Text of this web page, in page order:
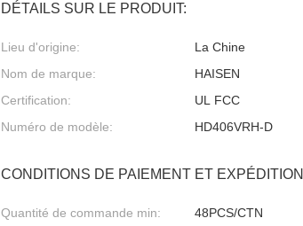
DÉTAILS SUR LE PRODUIT:
Lieu d'origine:
La Chine
Nom de marque:
HAISEN
Certification:
UL FCC
Numéro de modèle:
HD406VRH-D
CONDITIONS DE PAIEMENT ET
Quantité de commande min:
48PCS/CTN